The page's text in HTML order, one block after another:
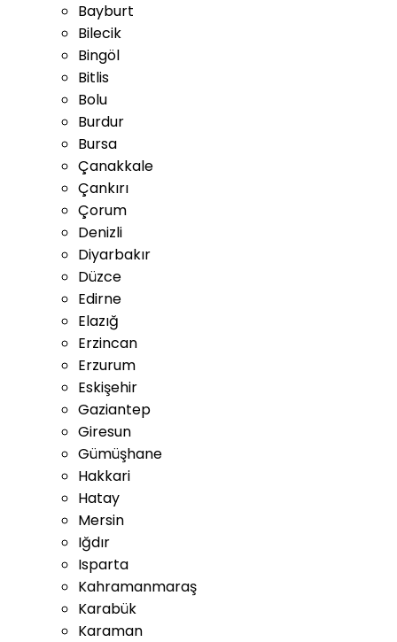
Bayburt
Bilecik
Bingöl
Bitlis
Bolu
Burdur
Bursa
Çanakkale
Çankırı
Çorum
Denizli
Diyarbakır
Düzce
Edirne
Elazığ
Erzincan
Erzurum
Eskişehir
Gaziantep
Giresun
Gümüşhane
Hakkari
Hatay
Mersin
Iğdır
Isparta
Kahramanmaraş
Karabük
Karaman